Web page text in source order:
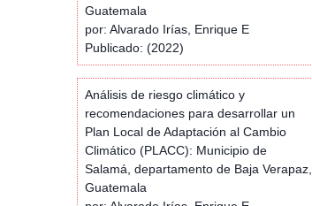
Guatemala
por: Alvarado Irías, Enrique E
Publicado: (2022)
Análisis de riesgo climático y
recomendaciones para desarrollar un
Plan Local de Adaptación al Cambio
Climático (PLACC): Municipio de
Salamá, departamento de Baja Verapaz,
Guatemala